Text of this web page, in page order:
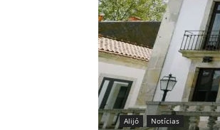
Alijó Notícias